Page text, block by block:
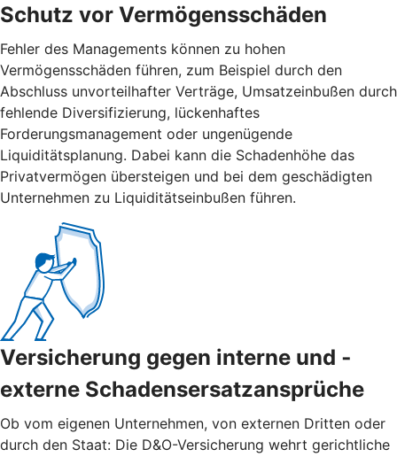
Schutz vor Vermögensschäden
Fehler des Managements können zu hohen
Vermögensschäden führen, zum Beispiel durch den
Abschluss unvorteilhafter Verträge, Umsatzeinbußen durch
fehlende Diversifizierung, lückenhaftes
Forderungsmanagement oder ungenügende
Liquiditätsplanung. Dabei kann die Schadenhöhe das
Privatvermögen übersteigen und bei dem geschädigten
Unternehmen zu Liquiditätseinbußen führen.
Versicherung gegen interne und ­
externe ­Schadensersatzansprüche
Ob vom eigenen Unternehmen, von externen Dritten oder
durch den Staat: Die D&O-Versicherung wehrt gerichtliche